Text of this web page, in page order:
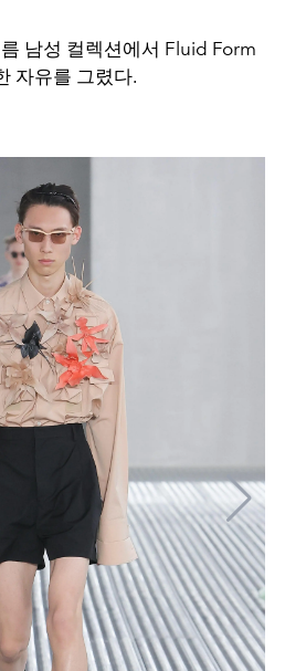
남성 컬렉션에서 Fluid Form
자유를 그렸다.